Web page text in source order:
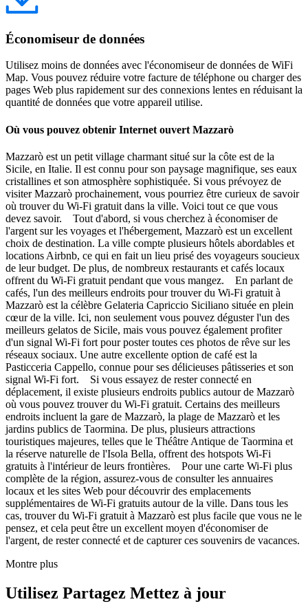
Économiseur de données
Utilisez moins de données avec l'économiseur de données de WiFi
Map. Vous pouvez réduire votre facture de téléphone ou charger des
pages Web plus rapidement sur des connexions lentes en réduisant la
quantité de données que votre appareil utilise.
Où vous pouvez obtenir Internet ouvert Mazzarò
Mazzarò est un petit village charmant situé sur la côte est de la
Sicile, en Italie. Il est connu pour son paysage magnifique, ses eaux
cristallines et son atmosphère sophistiquée. Si vous prévoyez de
visiter Mazzarò prochainement, vous pourriez être curieux de savoir
où trouver du Wi-Fi gratuit dans la ville. Voici tout ce que vous
devez savoir. Tout d'abord, si vous cherchez à économiser de
l'argent sur les voyages et l'hébergement, Mazzarò est un excellent
choix de destination. La ville compte plusieurs hôtels abordables et
locations Airbnb, ce qui en fait un lieu prisé des voyageurs soucieux
de leur budget. De plus, de nombreux restaurants et cafés locaux
offrent du Wi-Fi gratuit pendant que vous mangez. En parlant de
cafés, l'un des meilleurs endroits pour trouver du Wi-Fi gratuit à
Mazzarò est la célèbre Gelateria Capriccio Siciliano située en plein
cœur de la ville. Ici, non seulement vous pouvez déguster l'un des
meilleurs gelatos de Sicile, mais vous pouvez également profiter
d'un signal Wi-Fi fort pour poster toutes ces photos de rêve sur les
réseaux sociaux. Une autre excellente option de café est la
Pasticceria Cappello, connue pour ses délicieuses pâtisseries et son
signal Wi-Fi fort. Si vous essayez de rester connecté en
déplacement, il existe plusieurs endroits publics autour de Mazzarò
où vous pouvez trouver du Wi-Fi gratuit. Certains des meilleurs
endroits incluent la gare de Mazzarò, la plage de Mazzarò et les
jardins publics de Taormina. De plus, plusieurs attractions
touristiques majeures, telles que le Théâtre Antique de Taormina et
la réserve naturelle de l'Isola Bella, offrent des hotspots Wi-Fi
gratuits à l'intérieur de leurs frontières. Pour une carte Wi-Fi plus
complète de la région, assurez-vous de consulter les annuaires
locaux et les sites Web pour découvrir des emplacements
supplémentaires de Wi-Fi gratuits autour de la ville. Dans tous les
cas, trouver du Wi-Fi gratuit à Mazzarò est plus facile que vous ne le
pensez, et cela peut être un excellent moyen d'économiser de
l'argent, de rester connecté et de capturer ces souvenirs de vacances.
Montre plus
Utilisez Partagez Mettez à jour